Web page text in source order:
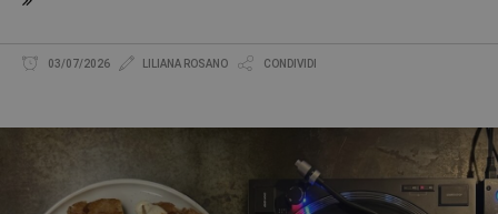
03/07/2026 LILIANA ROSANO CONDIVIDI